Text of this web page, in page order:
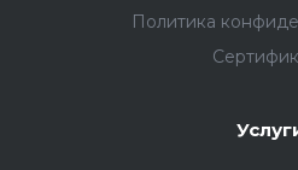
Политика